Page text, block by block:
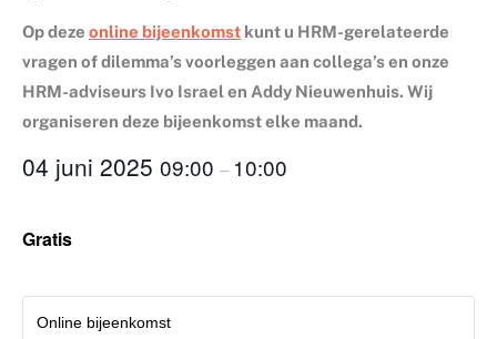
Op deze online bijeenkomst kunt u HRM-gerelateerde
vragen of dilemma’s voorleggen aan collega’s en onze
HRM-adviseurs Ivo Israel en Addy Nieuwenhuis. Wij
organiseren deze bijeenkomst elke maand.
04 juni 2025 09:00 – 10:00
Gratis
Online bijeenkomst